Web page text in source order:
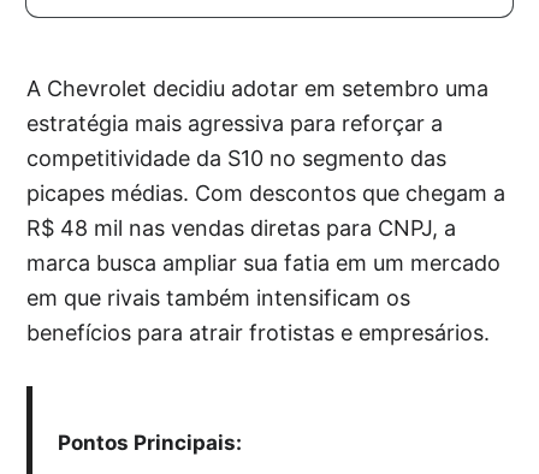
A Chevrolet decidiu adotar em setembro uma
estratégia mais agressiva para reforçar a
competitividade da S10 no segmento das
picapes médias. Com descontos que chegam a
R$ 48 mil nas vendas diretas para CNPJ, a
marca busca ampliar sua fatia em um mercado
em que rivais também intensificam os
benefícios para atrair frotistas e empresários.
Pontos Principais: